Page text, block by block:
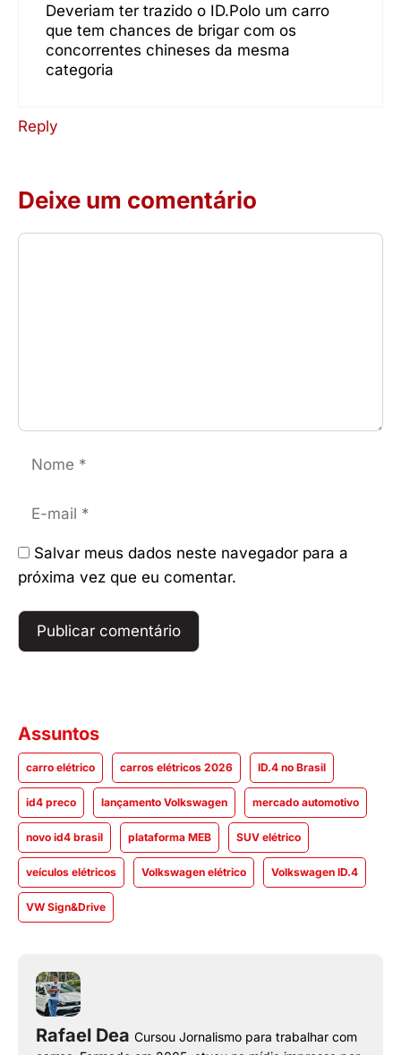
Deveriam ter trazido o ID.Polo um carro
que tem chances de brigar com os
concorrentes chineses da mesma
categoria
Reply
Deixe um comentário
Comentário
Nome
E-
mail
Salvar meus dados neste navegador para a
próxima vez que eu comentar.
Assuntos
carro elétrico carros elétricos 2026 ID.4 no Brasil
id4 preco lançamento Volkswagen mercado automotivo
novo id4 brasil plataforma MEB SUV elétrico
veículos elétricos Volkswagen elétrico Volkswagen ID.4
VW Sign&Drive
Rafael Dea Cursou Jornalismo para trabalhar com